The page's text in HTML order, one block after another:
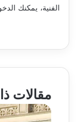
الفنية، يمكنك
مقالات